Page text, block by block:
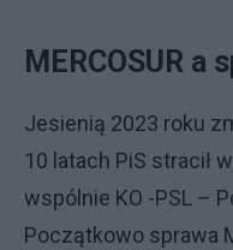
MERCOSUR a
Jesienią 2023 roku
10 latach PiS stracił
wspólnie KO -PSL –
Początkowo sprawa